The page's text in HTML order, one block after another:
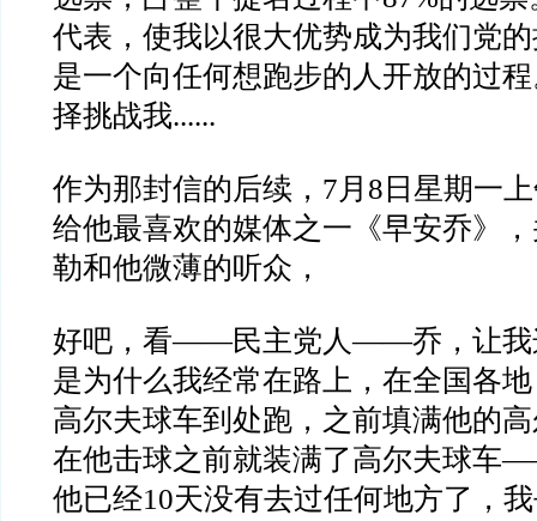
代表，使我以很大优势成为我们党
是一个向任何想跑步的人开放的过
择挑战我......
作为那封信的后续，7月8日星期一
给他最喜欢的媒体之一《早安乔》
勒和他微薄的听众，
好吧，看——民主党人——乔，让我
是为什么我经常在路上，在全国各
高尔夫球车到处跑，之前填满他的
在他击球之前就装满了高尔夫球车
他已经10天没有去过任何地方了，